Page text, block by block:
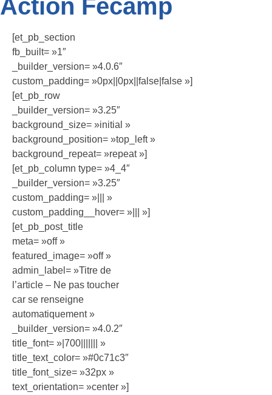
Action Fécamp
[et_pb_section
fb_built= »1″
_builder_version= »4.0.6″
custom_padding= »0px||0px||false|false »]
[et_pb_row
_builder_version= »3.25″
background_size= »initial »
background_position= »top_left »
background_repeat= »repeat »]
[et_pb_column type= »4_4″
_builder_version= »3.25″
custom_padding= »||| »
custom_padding__hover= »||| »]
[et_pb_post_title
meta= »off »
featured_image= »off »
admin_label= »Titre de
l’article – Ne pas toucher
car se renseigne
automatiquement »
_builder_version= »4.0.2″
title_font= »|700||||||| »
title_text_color= »#0c71c3″
title_font_size= »32px »
text_orientation= »center »]